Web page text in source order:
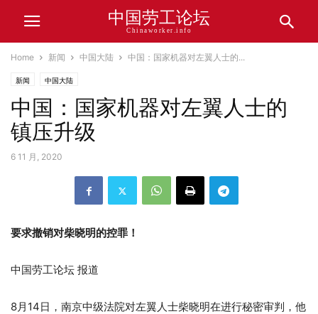
中国劳工论坛
Chinaworker.info
Home 新闻 中国大陆 中国：国家机器对左翼人士的...
新闻 中国大陆
中国：国家机器对左翼人士的
镇压升级
6 11 月, 2020
要求撤销对柴晓明的控罪！
中国劳工论坛 报道
8月14日，南京中级法院对左翼人士柴晓明在进行秘密审判，他